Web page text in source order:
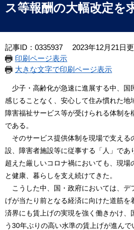
ス等報酬の大幅改定を
記事ID：0335937
2023年12月21日
印刷ページ表示
大きな文字で印刷ページ表示
少子・高齢化が急速に進展する中、国
感じることなく、安心して住み慣れた地
障害福祉サービス等が受けられる体制を
である。
そのサービス提供体制を現場で支える
設、障害者施設等に従事する「人」であ
超えた厳しいコロナ禍においても、現場
と健康、暮らしを支え続けてきた。
こうした中、国・政府においては、デ
げが当たり前となる経済に向けた道筋を
済界にも賃上げの実現を強く働きかけ、
う30年ぶりの高い水準の賃上げが進んで